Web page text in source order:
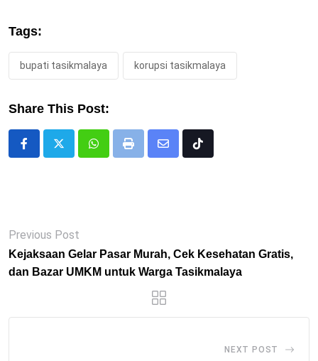
Tags:
bupati tasikmalaya korupsi tasikmalaya
Share This Post:
WhatsappPrint
Share
Tiktok
Previous Post
Kejaksaan Gelar Pasar Murah, Cek Kesehatan Gratis,
dan Bazar UMKM untuk Warga Tasikmalaya
NEXT POST